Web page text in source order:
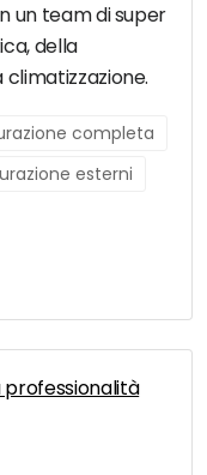
un team di super
della
completa
esterni
professionalità